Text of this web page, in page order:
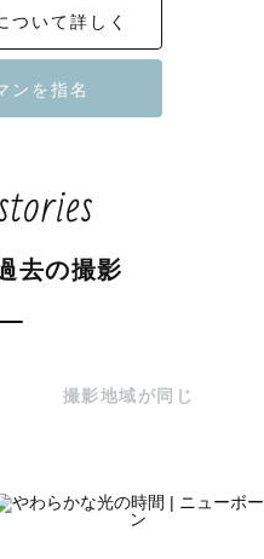
ない「物語」です。
ただ写すだけじゃない、
のまなざしも大切に写し
そっと残っているよう
かくなるような一枚をお
えていたいなと思っていま
ついて詳しく
去の撮影
撮影地域が同じ